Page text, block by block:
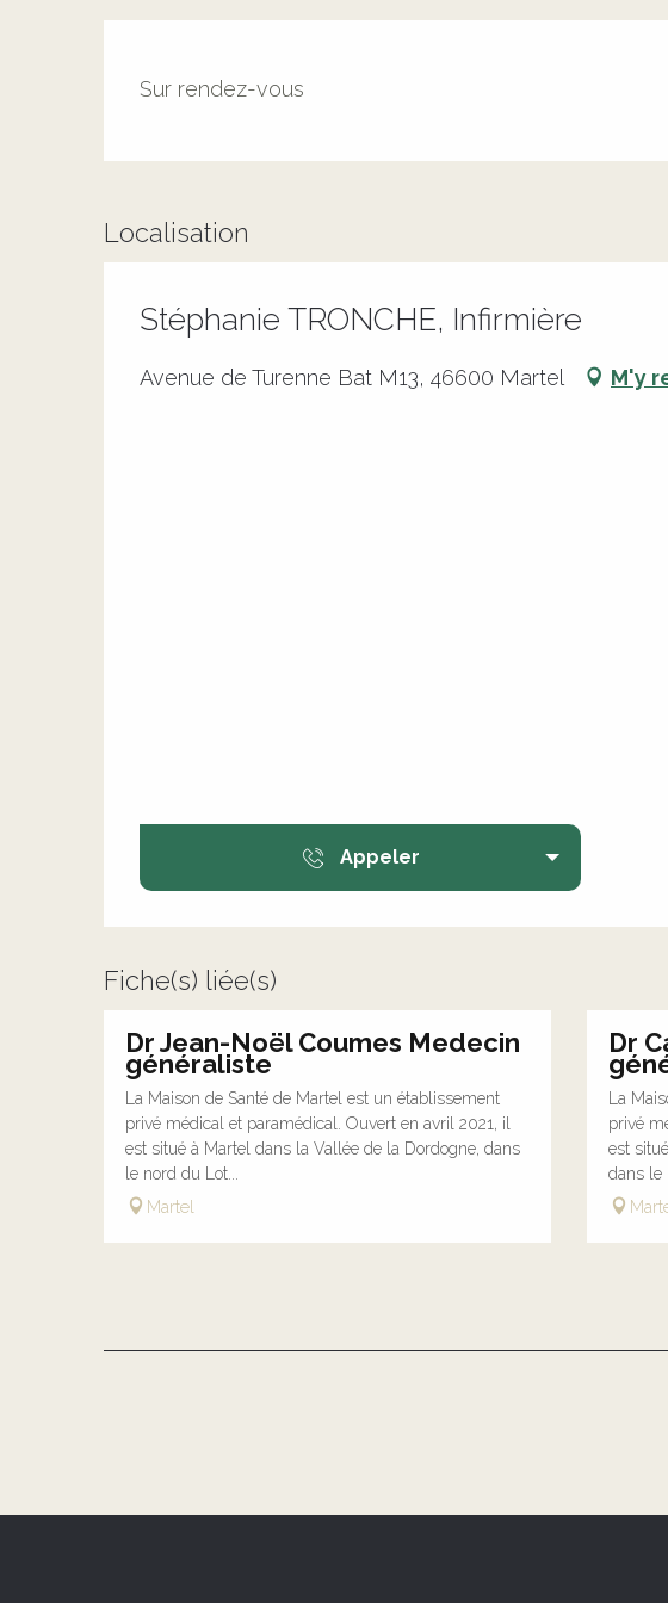
Sur rendez-vous
Localisation
Stéphanie TRONCHE, Infirmière
Avenue de Turenne Bat M13, 46600 Martel M'y
Appeler
Fiche(s) liée(s)
Dr Jean-Noël Coumes Medecin
généraliste
La Maison de Santé de Martel est un établissement
privé médical et paramédical. Ouvert en avril 2021, il
est situé à Martel dans la Vallée de la Dordogne, dans
le nord du Lot...
Martel
Dr
La
privé
est
dans le